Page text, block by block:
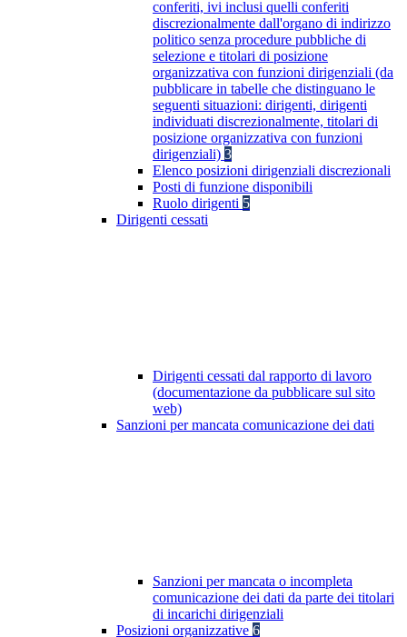
conferiti, ivi inclusi quelli conferiti
discrezionalmente dall'organo di indirizzo
politico senza procedure pubbliche di
selezione e titolari di posizione
organizzativa con funzioni dirigenziali (da
pubblicare in tabelle che distinguano le
seguenti situazioni: dirigenti, dirigenti
individuati discrezionalmente, titolari di
posizione organizzativa con funzioni
dirigenziali) 3
Elenco posizioni dirigenziali discrezionali
Posti di funzione disponibili
Ruolo dirigenti 5
Dirigenti cessati
Dirigenti cessati dal rapporto di lavoro
(documentazione da pubblicare sul sito
web)
Sanzioni per mancata comunicazione dei dati
Sanzioni per mancata o incompleta
comunicazione dei dati da parte dei titolari
di incarichi dirigenziali
Posizioni organizzative 6